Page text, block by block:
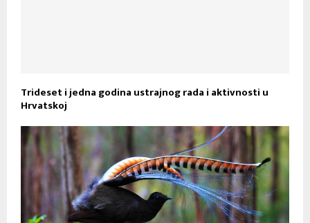
Trideset i jedna godina ustrajnog rada i aktivnosti u
Hrvatskoj